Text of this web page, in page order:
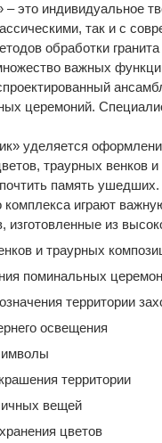
это индивидуальное
так и с
обработки
важных
церемоний.
уделяется
траурных венков
память ушедших.
играют
из
и траурных
поминальных
территории
освещения
территории
вещей
цветов